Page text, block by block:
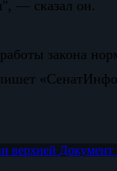
— сказал он.
закона
верхней Документ